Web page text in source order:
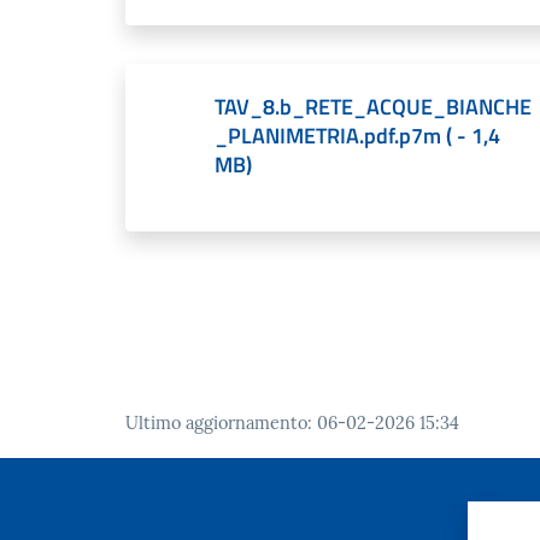
TAV_8.b_RETE_ACQUE_BIANCHE
_PLANIMETRIA.pdf.p7m(- 1,4
MB)
Ultimo aggiornamento: 06-02-2026 15:34